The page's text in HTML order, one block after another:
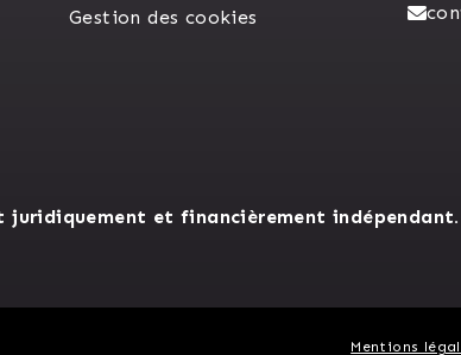
Gestion des cookies
juridiquement et financièrement indépendant.
Mentions